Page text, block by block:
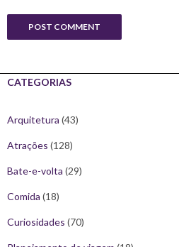
CATEGORIAS
Arquitetura (43)
Atrações (128)
Bate-e-volta (29)
Comida (18)
Curiosidades (70)